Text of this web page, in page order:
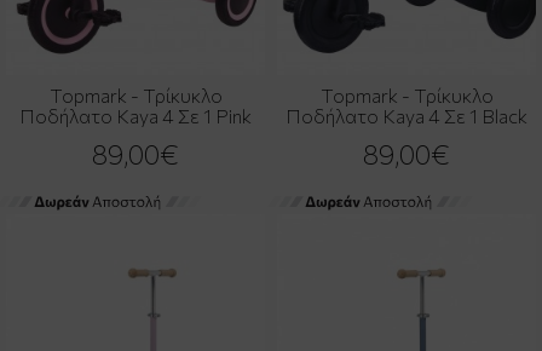
Topmark - Τρίκυκλο
Ποδήλατο Kaya 4 Σε 1 Pink
89,00€
Topmark - Τρίκυκλο
Ποδήλατο Kaya 4 Σε 1 Black
89,00€